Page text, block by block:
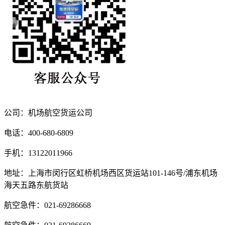
公司：机场航空货运公司
电话：400-680-6809
手机：13122011966
地址：上海市闵行区虹桥机场西区货运站101-146号/浦东机场
海天五路东航货站
航空急件：021-69286668